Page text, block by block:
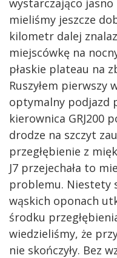
mieliśmy jeszcze
kilometr dalej
miejscówkę na
płaskie plateau na
Ruszyłem pierwszy
optymalny podjazd
kierownica GRJ200
drodze na szczyt
przegłębienie z
J7 przejechała to
problemu. Niestety
wąskich oponach
środku
wiedzieliśmy, że
nie skończyły. Bez